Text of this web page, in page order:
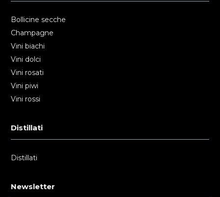
Bollicine secche
Champagne
Vini biachi
Vini dolci
Vini rosati
Vini piwi
Vini rossi
Distillati
Distillati
Newsletter